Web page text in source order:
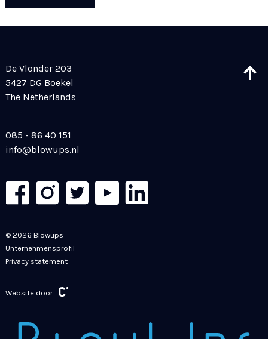
De Vlonder 203
5427 DG Boekel
The Netherlands
085 - 86 40 151
info@blowups.nl
© 2026 Blowups
Unternehmensprofil
Privacy statement
Website door